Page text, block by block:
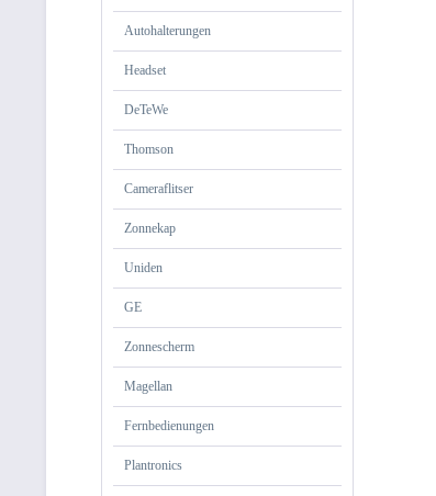
Autohalterungen
Headset
DeTeWe
Thomson
Cameraflitser
Zonnekap
Uniden
GE
Zonnescherm
Magellan
Fernbedienungen
Plantronics